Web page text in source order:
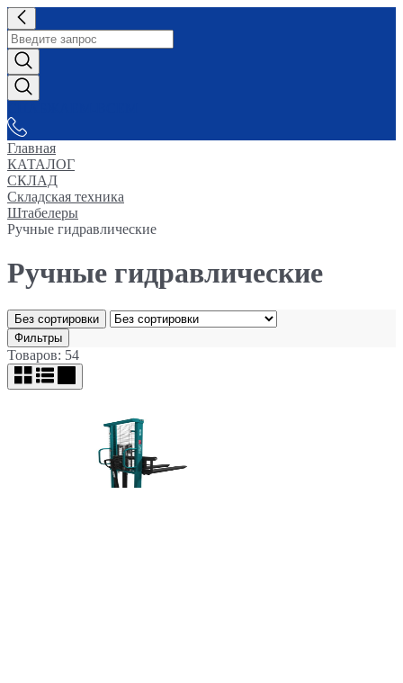
Главная
КАТАЛОГ
СКЛАД
Складская техника
Штабелеры
Ручные гидравлические
Ручные гидравлические
Без сортировки
Фильтры
Товаров: 54